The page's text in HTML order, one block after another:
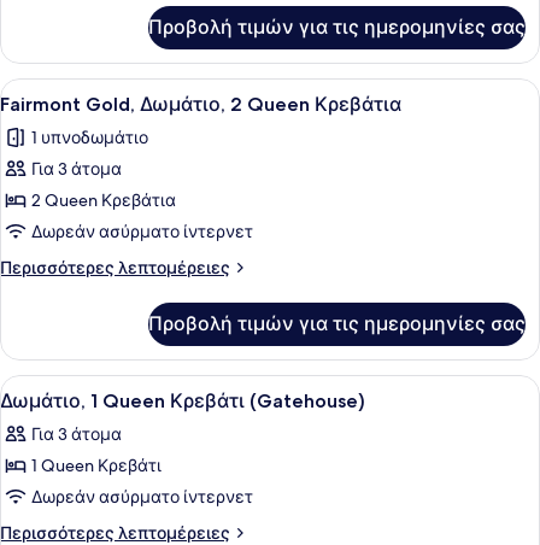
1
Κρεβάτια
(Gatehouse)
Δωμάτιο,
Περισσότερα
από
Κρεβάτια
(Gatehouse)
Προβολή τιμών για τις ημερομηνίες σας
Προβολή
όλων
των
φωτογραφιών
για
Fairmont
Gold,
Δωμάτιο,
Queen
Κρεβάτια
Κλινοσκεπάσματα υψηλής
7
Fairmont Gold, Δωμάτιο, 2 Queen Κρεβάτια
1 υπνοδωμάτιο
Για 3 άτομα
2 Queen Κρεβάτια
Δωρεάν ασύρματο ίντερνετ
Περισσότερες λεπτομέρειες
Περισσότερες
Gold,
Δωμάτιο,
2
Queen
Κρεβάτια
Προβολή τιμών για τις ημερομηνίες σας
Προβολή
όλων
των
φωτογραφιών
για
Δωμάτιο,
Κλινοσκεπάσματα υψηλής
11
Δωμάτιο, 1 Queen Κρεβάτι (Gatehouse)
Για 3 άτομα
1 Queen Κρεβάτι
Δωρεάν ασύρματο ίντερνετ
Περισσότερες λεπτομέρειες
Περισσότερες